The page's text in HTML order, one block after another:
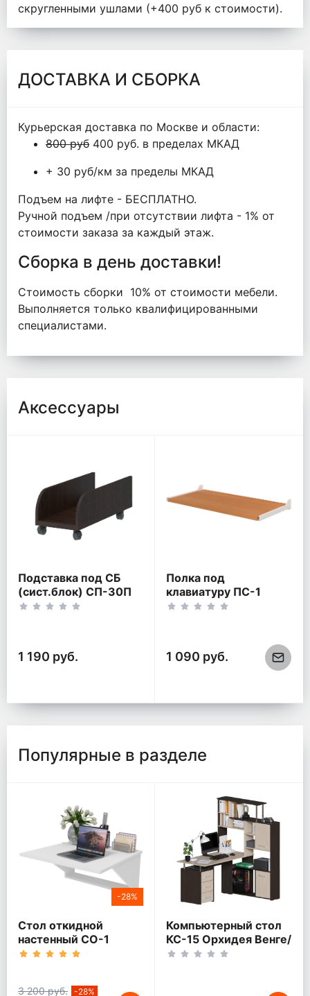
скругленными ушлами (+400 руб к стоимости).
ДОСТАВКА И СБОРКА
Курьерская доставка по Москве и области:
800 руб 400 руб. в пределах МКАД
+ 30 руб/км за пределы МКАД
Подъем на лифте - БЕСПЛАТНО.
Ручной подъем /при отсутствии лифта - 1% от
стоимости заказа за каждый этаж.
Сборка в день доставки!
Стоимость сборки 10% от стоимости мебели.
Выполняется только квалифицированными
специалистами.
Аксессуары
Подставка под СБ
(сист.блок) СП-30П
1 190 руб.
Полка под
клавиатуру ПС-1
1 090 руб.
Популярные в разделе
-28%
Стол откидной
настенный СО-1
Белый
3 200 руб. -28%
Компьютерный стол
КС-15 Орхидея Венге/
Дуб молочный